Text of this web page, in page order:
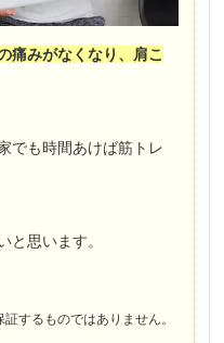
痛みがなくなり、肩こ
でも時間あけば筋トレ
と思います。
するものではありません。